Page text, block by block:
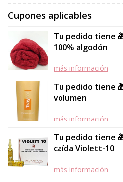
Cupones aplicables
Tu pedido tiene
100% algodón
más información
Tu pedido tiene
volumen
más información
Tu pedido tiene
caída Violett-10
más información